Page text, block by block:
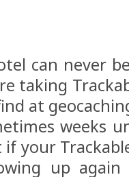
can never
taking
at
weeks
your
up